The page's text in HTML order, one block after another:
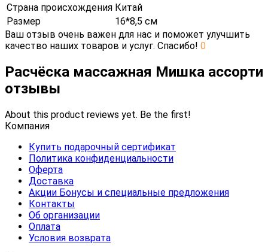
Страна происхождения Китай
Размер
16*8,5 см
Ваш отзыв очень важен для нас и поможет улучшить
качество наших товаров и услуг. Спасибо! 0
Расчёска массажная Мишка ассорти
отзывы
About this product reviews yet. Be the first!
Компания
Купить подарочный сертификат
Политика конфиденциальности
Оферта
Доставка
Акции Бонусы и специальные предложения
Контакты
Об организации
Оплата
Условия возврата